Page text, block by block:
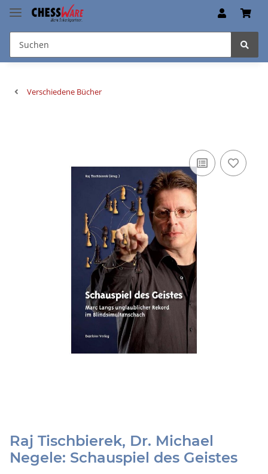
Verschiedene Bücher
Raj Tischbierek, Dr. Michael
Negele: Schauspiel des Geistes